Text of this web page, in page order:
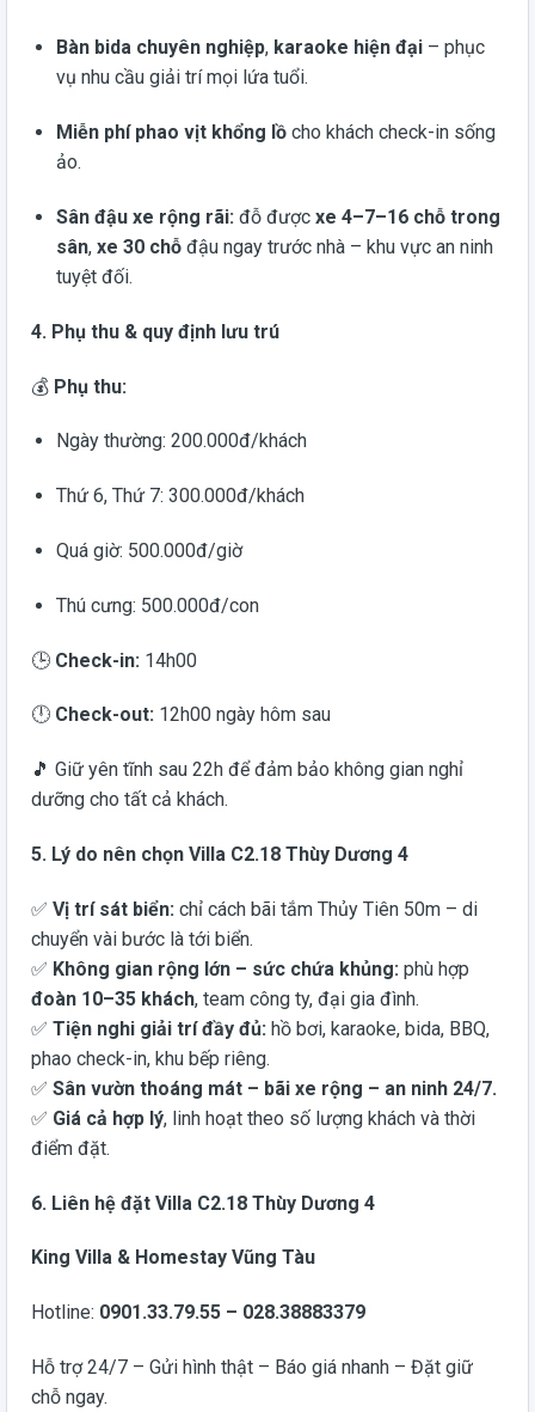
Bàn bida chuyên nghiệp, karaoke hiện đại– phục
vụ nhu cầu giải trí mọi lứa tuổi.
Miễn phí phao vịt khổng lồcho khách check-in sống
ảo.
Sân đậu xe rộng rãi: đỗ được xe 4–7–16 chỗ trong
sân, xe 30 chỗđậu ngay trước nhà – khu vực an ninh
tuyệt đối.
4. Phụ thu & quy định lưu trú
💰 Phụ thu:
Ngày thường: 200.000đ/khách
Thứ 6, Thứ 7: 300.000đ/khách
Quá giờ: 500.000đ/giờ
Thú cưng: 500.000đ/con
🕒 Check-in: 14h00
🕛 Check-out: 12h00 ngày hôm sau
🎵 Giữ yên tĩnh sau 22h để đảm bảo không gian nghỉ
dưỡng cho tất cả khách.
5. Lý do nên chọn Villa C2.18 Thùy Dương 4
✅ Vị trí sát biển: chỉ cách bãi tắm Thủy Tiên 50m – di
chuyển vài bước là tới biển.
✅ Không gian rộng lớn – sức chứa khủng: phù hợp
đoàn 10–35 khách, team công ty, đại gia đình.
✅ Tiện nghi giải trí đầy đủ: hồ bơi, karaoke, bida, BBQ,
phao check-in, khu bếp riêng.
✅ Sân vườn thoáng mát – bãi xe rộng – an ninh 24/7.
✅ Giá cả hợp lý, linh hoạt theo số lượng khách và thời
điểm đặt.
6. Liên hệ đặt Villa C2.18 Thùy Dương 4
King Villa & Homestay Vũng Tàu
Hotline: 0901.33.79.55 – 028.38883379
Hỗ trợ 24/7 – Gửi hình thật – Báo giá nhanh – Đặt giữ
chỗ ngay.